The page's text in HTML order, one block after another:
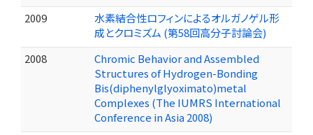
2009
水素結合性ロフィンによるオルガノゲル形
成とクロミズム (第58回高分子討論会)
2008
Chromic Behavior and Assembled
Structures of Hydrogen-Bonding
Bis(diphenylglyoximato)metal
Complexes (The IUMRS International
Conference in Asia 2008)